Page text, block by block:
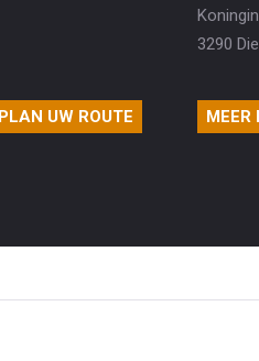
PLAN UW ROUTE
3290
MEER